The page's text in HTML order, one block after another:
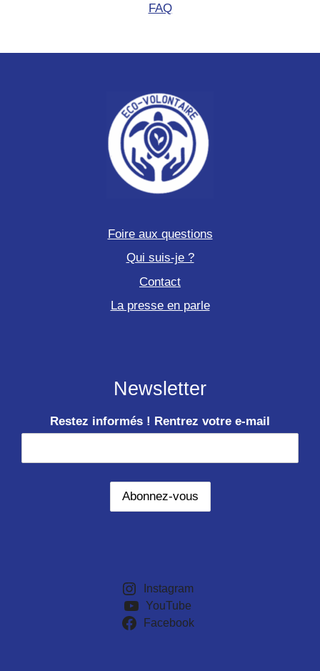
FAQ
Foire aux questions
Qui suis-je ?
Contact
La presse en parle
Newsletter
Restez informés ! Rentrez votre e-mail
Instagram
YouTube
Facebook